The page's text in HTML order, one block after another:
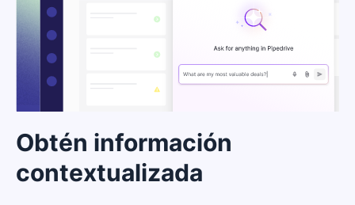
Obtén información
contextualizada